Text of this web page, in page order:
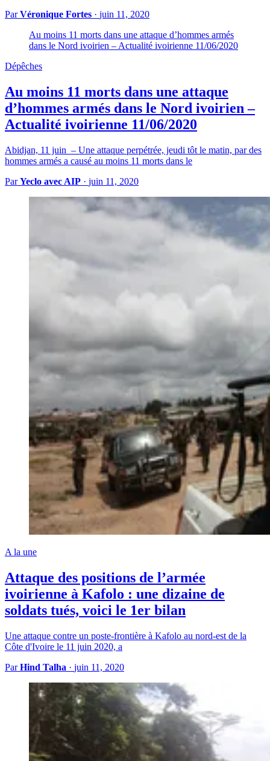
ParVéronique Fortes · juin 11, 2020
Au moins 11 morts dans une attaque d’hommes armés
dans le Nord ivoirien – Actualité ivoirienne 11/06/2020
Dépêches
Au moins 11 morts dans une attaque
d’hommes armés dans le Nord ivoirien –
Actualité ivoirienne 11/06/2020
Abidjan, 11 juin – Une attaque perpétrée, jeudi tôt le matin, par des
hommes armés a causé au moins 11 morts dans le
ParYeclo avec AIP · juin 11, 2020
A la une
Attaque des positions de l’armée
ivoirienne à Kafolo : une dizaine de
soldats tués, voici le 1er bilan
Une attaque contre un poste-frontière à Kafolo au nord-est de la
Côte d'Ivoire le 11 juin 2020, a
ParHind Talha · juin 11, 2020